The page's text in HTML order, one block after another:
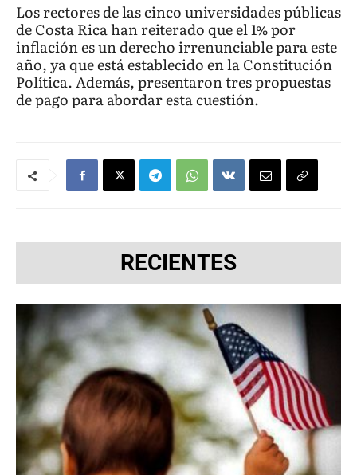
Los rectores de las cinco universidades públicas
de Costa Rica han reiterado que el 1% por
inflación es un derecho irrenunciable para este
año, ya que está establecido en la Constitución
Política. Además, presentaron tres propuestas
de pago para abordar esta cuestión.
RECIENTES